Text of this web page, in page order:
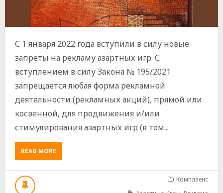
С 1 января 2022 года вступили в силу новые
запреты на рекламу азартных игр. С
вступлением в силу Закона № 195/2021
запрещается любая форма рекламной
деятельности (рекламных акций), прямой или
косвенной, для продвижения и/или
стимулирования азартных игр (в том...
READ MOREABOUT
НОВОЕ
ПРАВОВОЕ
Комплаенс